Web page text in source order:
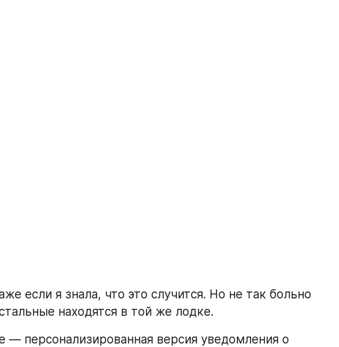
если я знала, что это случится. Но не так больно
находятся в той же лодке.
— персонализированная версия уведомления о